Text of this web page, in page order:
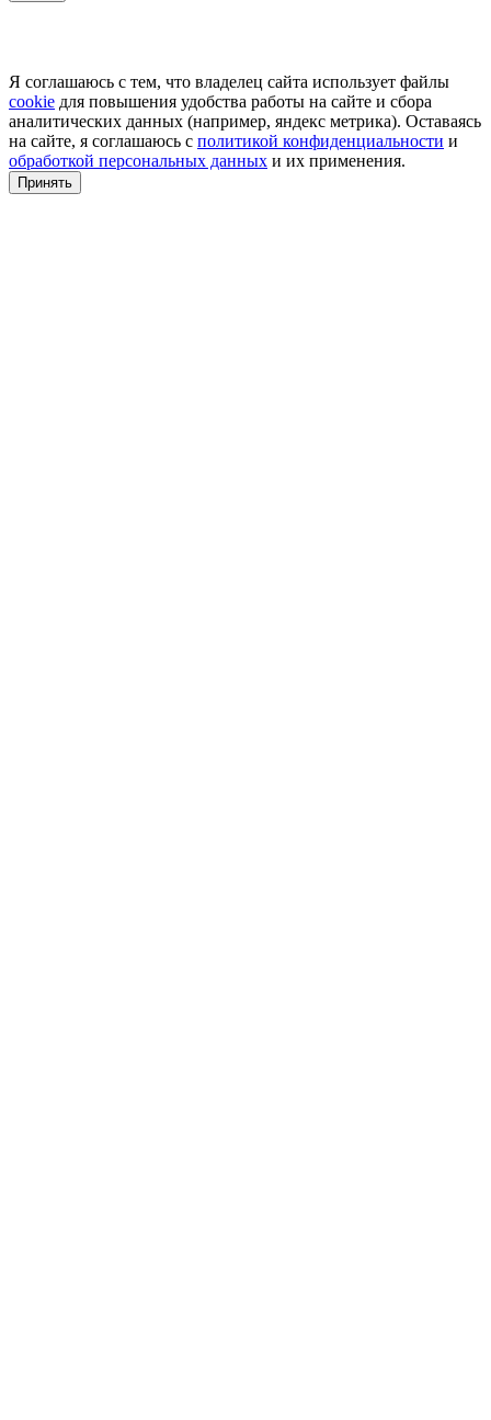
Я соглашаюсь с тем, что владелец сайта использует файлы
cookie для повышения удобства работы на сайте и сбора
аналитических данных (например, яндекс метрика). Оставаясь
на сайте, я соглашаюсь с политикой конфиденциальности и
обработкой персональных данных и их применения.
Принять